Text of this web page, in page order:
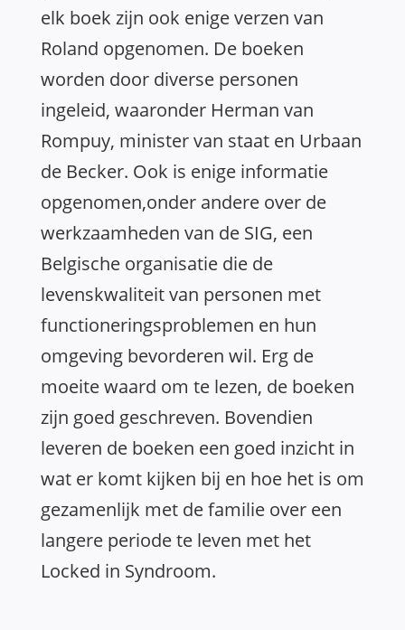
elk boek zijn ook enige verzen van
Roland opgenomen. De boeken
worden door diverse personen
ingeleid, waaronder Herman van
Rompuy, minister van staat en Urbaan
de Becker. Ook is enige informatie
opgenomen,onder andere over de
werkzaamheden van de SIG, een
Belgische organisatie die de
levenskwaliteit van personen met
functioneringsproblemen en hun
omgeving bevorderen wil. Erg de
moeite waard om te lezen, de boeken
zijn goed geschreven. Bovendien
leveren de boeken een goed inzicht in
wat er komt kijken bij en hoe het is om
gezamenlijk met de familie over een
langere periode te leven met het
Locked in Syndroom.